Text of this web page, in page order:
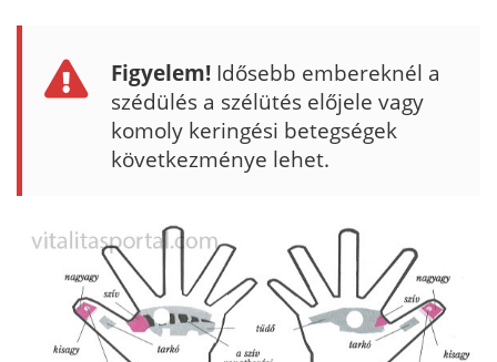
Figyelem! Idősebb embereknél a
szédülés a szélütés előjele vagy
komoly keringési be­tegségek
következménye lehet.